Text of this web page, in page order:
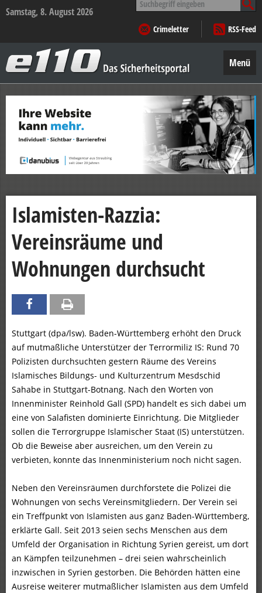
Samstag, 8. August 2026
nach:
Crimeletter
RSS-Feed
–
Das
Sicherheitsportal
Menü
Zum
Inhalt
springen
Islamisten-Razzia:
Vereinsräume und
Wohnungen durchsucht
Stuttgart (dpa/lsw). Baden-Württemberg erhöht den Druck
auf mutmaßliche Unterstützer der Terrormiliz IS: Rund 70
Polizisten durchsuchten gestern Räume des Vereins
Islamisches Bildungs- und Kulturzentrum Mesdschid
Sahabe in Stuttgart-Botnang. Nach den Worten von
Innenminister Reinhold Gall (SPD) handelt es sich dabei um
eine von Salafisten dominierte Einrichtung. Die Mitglieder
sollen die Terrorgruppe Islamischer Staat (IS) unterstützen.
Ob die Beweise aber ausreichen, um den Verein zu
verbieten, konnte das Innenministerium noch nicht sagen.
Neben den Vereinsräumen durchforstete die Polizei die
Wohnungen von sechs Vereinsmitgliedern. Der Verein sei
ein Treffpunkt von Islamisten aus ganz Baden-Württemberg,
erklärte Gall. Seit 2013 seien sechs Menschen aus dem
Umfeld der Organisation in Richtung Syrien gereist, um dort
an Kämpfen teilzunehmen – drei seien wahrscheinlich
inzwischen in Syrien gestorben. Die Behörden hätten eine
Ausreise weiterer mutmaßlicher Islamisten aus dem Umfeld